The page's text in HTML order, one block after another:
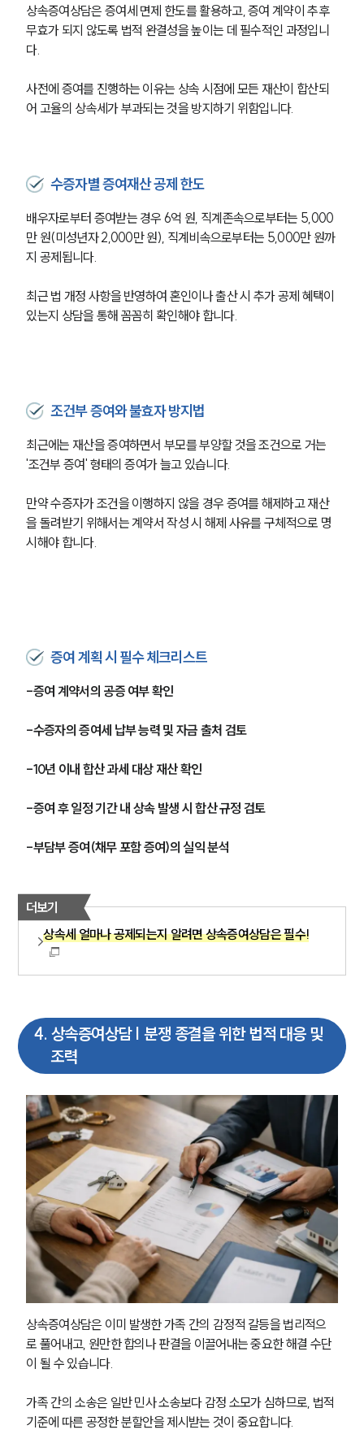
그룹소개
그룹소개
대륜의 강점
고객의 소리
통합검색
AI대륜
상속증여상담은 증여세 면제 한도를 활용하고, 증여 계약이 추후
무효가 되지 않도록 법적 완결성을 높이는 데 필수적인 과정입니
다.
사전에 증여를 진행하는 이유는 상속 시점에 모든 재산이 합산되
어 고율의 상속세가 부과되는 것을 방지하기 위함입니다.
수증자별 증여재산 공제 한도
배우자로부터 증여받는 경우 6억 원, 직계존속으로부터는 5,000
만 원(미성년자 2,000만 원), 직계비속으로부터는 5,000만 원까
지 공제됩니다.
최근 법 개정 사항을 반영하여 혼인이나 출산 시 추가 공제 혜택이
있는지 상담을 통해 꼼꼼히 확인해야 합니다.
조건부 증여와 불효자 방지법
최근에는 재산을 증여하면서 부모를 부양할 것을 조건으로 거는
'조건부 증여' 형태의 증여가 늘고 있습니다.
만약 수증자가 조건을 이행하지 않을 경우 증여를 해제하고 재산
을 돌려받기 위해서는 계약서 작성 시 해제 사유를 구체적으로 명
시해야 합니다.
증여 계획 시 필수 체크리스트
-증여 계약서의 공증 여부 확인
-수증자의 증여세 납부 능력 및 자금 출처 검토
-10년 이내 합산 과세 대상 재산 확인
-증여 후 일정 기간 내 상속 발생 시 합산 규정 검토
-부담부 증여(채무 포함 증여)의 실익 분석
더보기
상속세 얼마나 공제되는지 알려면 상속증여상담은 필수!
4. 상속증여상담 | 분쟁 종결을 위한 법적 대응 및
조력
상속증여상담은 이미 발생한 가족 간의 감정적 갈등을 법리적으
로 풀어내고, 원만한 합의나 판결을 이끌어내는 중요한 해결 수단
이 될 수 있습니다.
가족 간의 소송은 일반 민사 소송보다 감정 소모가 심하므로, 법적
기준에 따른 공정한 분할안을 제시받는 것이 중요합니다.